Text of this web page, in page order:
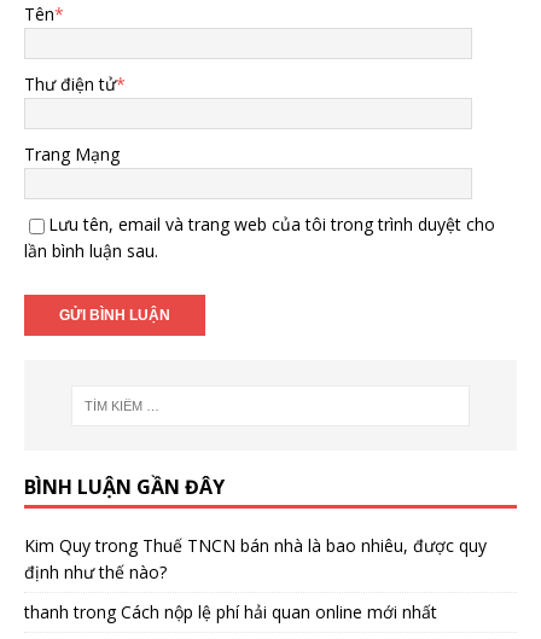
Tên*
Thư điện tử*
Trang Mạng
Lưu tên, email và trang web của tôi trong trình duyệt cho
lần bình luận sau.
BÌNH LUẬN GẦN ĐÂY
Kim Quytrong Thuế TNCN bán nhà là bao nhiêu, được quy
định như thế nào?
thanh trongCách nộp lệ phí hải quan online mới nhất